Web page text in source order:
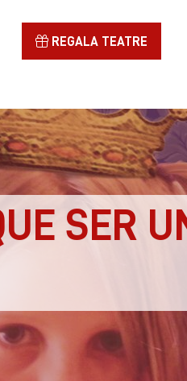
REGALA TEATRE
SER